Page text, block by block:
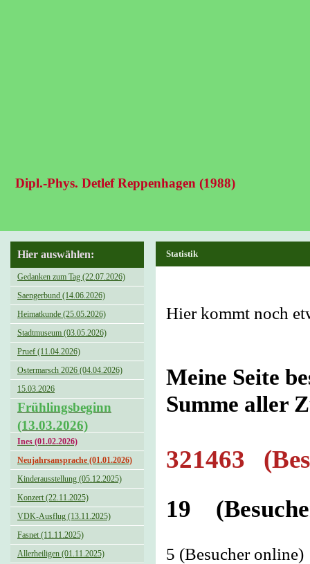
Dipl.-Phys. Detlef Reppenhagen (1988)
Hier auswählen:
Gedanken zum Tag (22.07.2026)
Saengerbund (14.06.2026)
Heimatkunde (25.05.2026)
Stadtmuseum (03.05.2026)
Pruef (11.04.2026)
Ostermarsch 2026 (04.04.2026)
15.03.2026
Frühlingsbeginn
(13.03.2026)
Ines (01.02.2026)
Neujahrsansprache (01.01.2026)
Kinderausstellung (05.12.2025)
Konzert (22.11.2025)
VDK-Ausflug (13.11.2025)
Fasnet (11.11.2025)
Allerheiligen (01.11.2025)
Statistik
Hier kommt noch
Meine Seite
Summe aller
321463
19
5 (Besucher online)